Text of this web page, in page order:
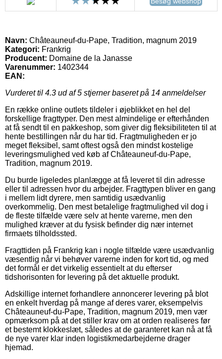
Navn: Châteauneuf-du-Pape, Tradition, magnum 2019
Kategori: Frankrig
Producent: Domaine de la Janasse
Varenummer: 1402344
EAN:
Vurderet til 4.3 ud af 5 stjerner baseret på 14 anmeldelser
En række online outlets tildeler i øjeblikket en hel del
forskellige fragttyper. Den mest almindelige er efterhånden
at få sendt til en pakkeshop, som giver dig fleksibiliteten til at
hente bestillingen når du har tid. Fragtmuligheden er jo
meget fleksibel, samt oftest også den mindst kostelige
leveringsmulighed ved køb af Châteauneuf-du-Pape,
Tradition, magnum 2019.
Du burde ligeledes planlægge at få leveret til din adresse
eller til adressen hvor du arbejder. Fragttypen bliver en gang
i mellem lidt dyrere, men samtidig usædvanlig
overkommelig. Den mest betalelige fragtmulighed vil dog i
de fleste tilfælde være selv at hente varerne, men den
mulighed kræver at du fysisk befinder dig nær internet
firmaets tilholdssted.
Fragttiden på Frankrig kan i nogle tilfælde være usædvanlig
væsentlig når vi behøver varerne inden for kort tid, og med
det formål er det virkelig essentielt at du efterser
tidshorisonten for levering på det aktuelle produkt.
Adskillige internet forhandlere annoncerer levering på blot
en enkelt hverdag på mange af deres varer, eksempelvis
Châteauneuf-du-Pape, Tradition, magnum 2019, men vær
opmærksom på at det stiller krav om at orden realiseres før
et bestemt klokkeslæt, således at de garanteret kan nå at få
de nye varer klar inden logistikmedarbejderne drager
hjemad.